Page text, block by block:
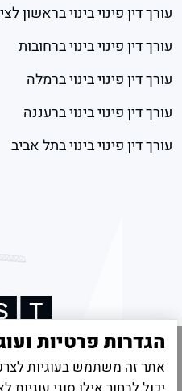
עורך דין פינוי בינוי בראשון
עורך דין פינוי בינוי ברחובות
עורך דין פינוי בינוי ברמלה
עורך דין פינוי בינוי ברעננה
עורך דין פינוי בינוי בתל אביב
© 2026 כל הזכויות שמורות לאמיר שטיינהרץ
הגדרות פרטיות
אתר זה משתמש בעוגיות